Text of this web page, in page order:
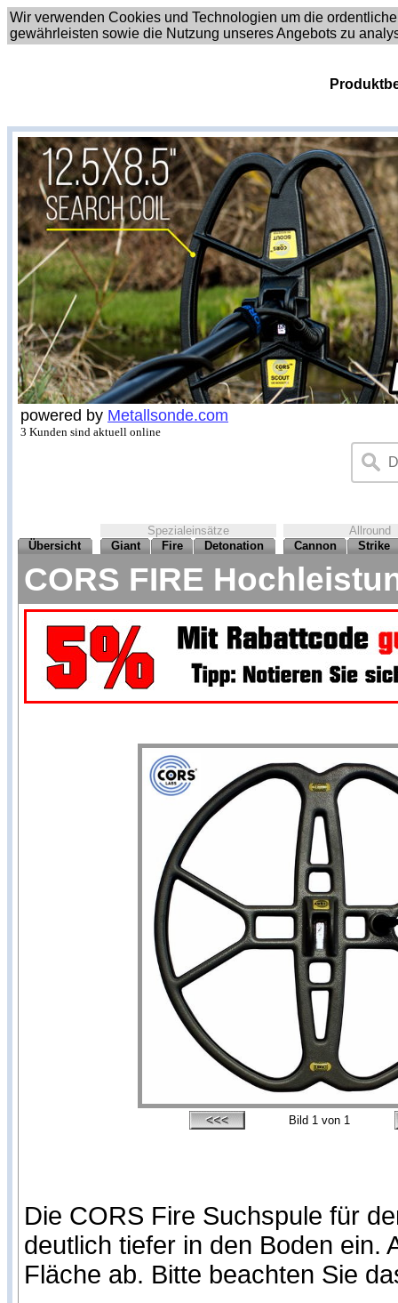
Wir verwenden Cookies und Technologien um die
gewährleisten sowie die Nutzung unseres Angebots zu
powered by Metallsonde.com
3 Kunden sind aktuell online
Spezialeinsätze
Allround
Übersicht
Giant Fire Detonation Cannon Strike
CORS FIRE
Bild 1 von 1
Die CORS Fire Suchspule für
deutlich tiefer in den Boden ein.
Fläche ab. Bitte beachten Sie